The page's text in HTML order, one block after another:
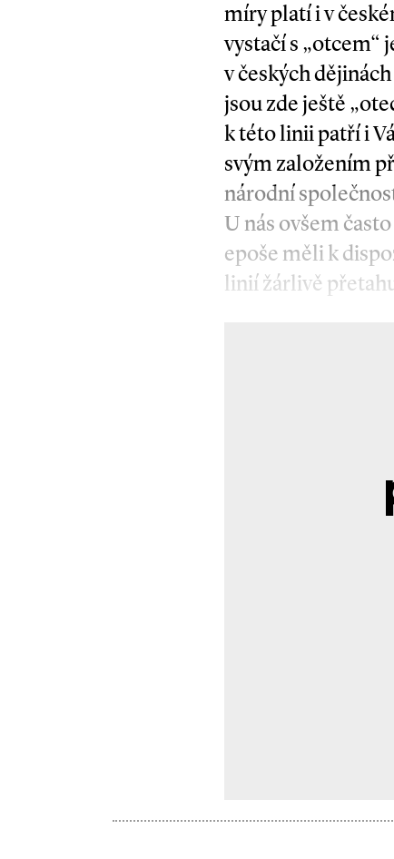
míry platí i v
vystačí s
v českých
jsou zde ještě
k této linii patří i
svým založením
národní
U nás ovšem
epoše měli k
linií žárlivě